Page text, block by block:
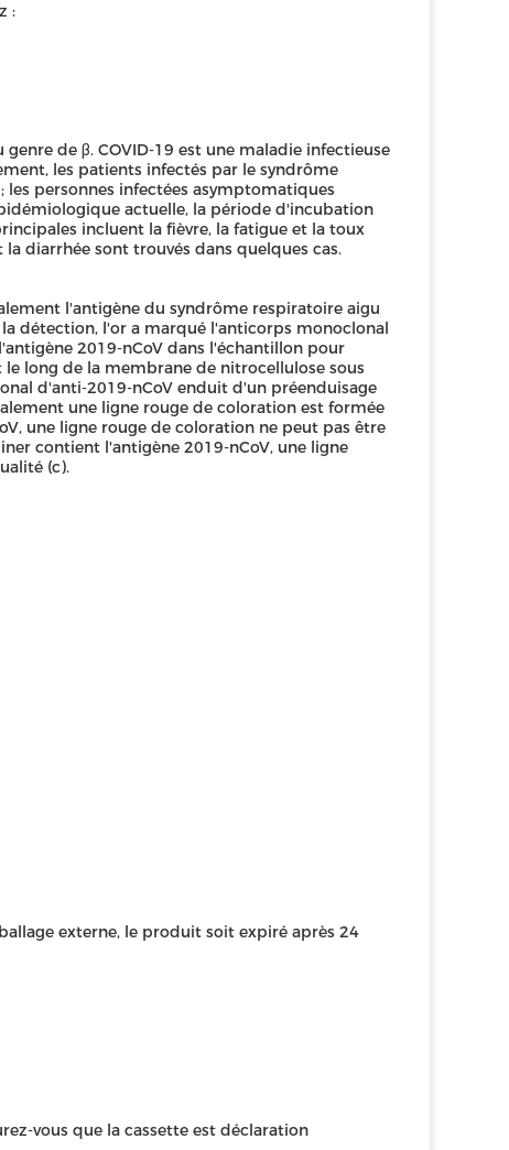
:
de β. COVID-19 est une maladie infectieuse
les patients infectés par le syndrôme
personnes infectées asymptomatiques
actuelle, la période d'incubation
incluent la fièvre, la fatigue et la toux
diarrhée sont trouvés dans quelques cas.
l'antigène du syndrôme respiratoire aigu
la détection, l'or a marqué l'anticorps monoclonal
2019-nCoV dans l'échantillon pour
long de la membrane de nitrocellulose sous
d'anti-2019-nCoV enduit d'un préenduisage
une ligne rouge de coloration est formée
une ligne rouge de coloration ne peut pas être
contient l'antigène 2019-nCoV, une ligne
(c).
externe, le produit soit expiré après 24
vous que la cassette est déclaration